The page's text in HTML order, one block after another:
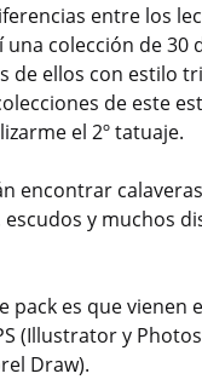
entre los
una colección de 30
de ellos con estilo
de este
el 2º tatuaje.
encontrar
y muchos
pack es que vienen
(Illustrator y
Draw).